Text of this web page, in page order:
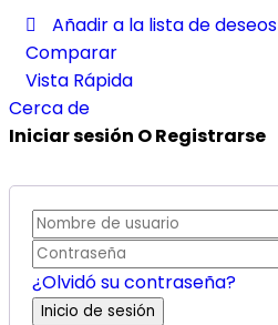
Añadir a la lista de deseos
Comparar
Vista Rápida
Cerca de
Iniciar sesión O Registrarse
¿Olvidó su contraseña?